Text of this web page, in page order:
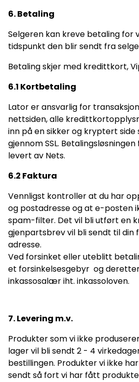
6. Betaling
Selgeren kan kreve betaling for
tidspunkt den blir sendt fra
Betaling skjer med kredittkort,
6.1 Kortbetaling
Lator er ansvarlig for
nettsiden, alle
inn på en sikker og kryptert side
gjennom SSL.
levert av Nets.
6.2 Faktura
Vennligst kontroller at du har
og postadresse og at e-posten
spam-filter. Det vil bli utført en
gjenpartsbrev vil bli sendt til
adresse.
Ved forsinket eller uteblitt
et forsinkelsesgebyr og
inkassosalær iht. inkassoloven.
7. Levering m.v.
Produkter som vi ikke
lager vil bli sendt 2 - 4
bestillingen. Produkter vi ikke
sendt så fort vi har fått